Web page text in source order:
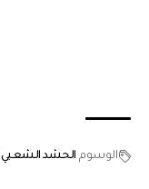
الوسوم الحشد الشعبي